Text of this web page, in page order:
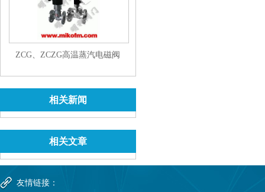
ZCG、ZCZG高温蒸汽电磁阀
相关新闻
相关文章
友情链接：